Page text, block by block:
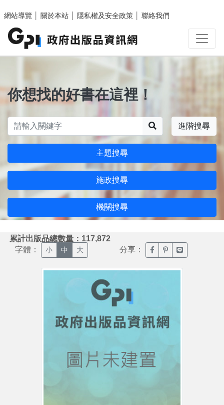
網站導覽
關於本站 隱私權及安全政策 聯絡我們
你想找的好書在這裡！
進階搜尋
主題搜尋
施政搜尋
機關搜尋
累計出版品總數量：117,872
字體： 小 中 大 分享： 臉書分享(另開新視窗)
噗浪分享(另開新
Line分享(另